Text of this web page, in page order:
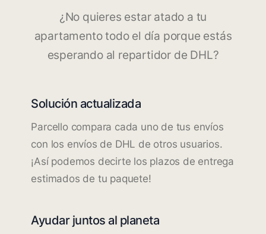
¿No quieres estar atado a tu
apartamento todo el día porque estás
esperando al repartidor de DHL?
Solución actualizada
Parcello compara cada uno de tus envíos
con los envíos de DHL de otros usuarios.
¡Así podemos decirte los plazos de entrega
estimados de tu paquete!
Ayudar juntos al planeta